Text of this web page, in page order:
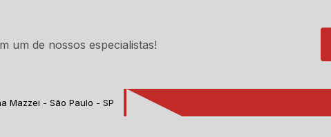
um de nossos especialistas!
Mazzei - São Paulo - SP